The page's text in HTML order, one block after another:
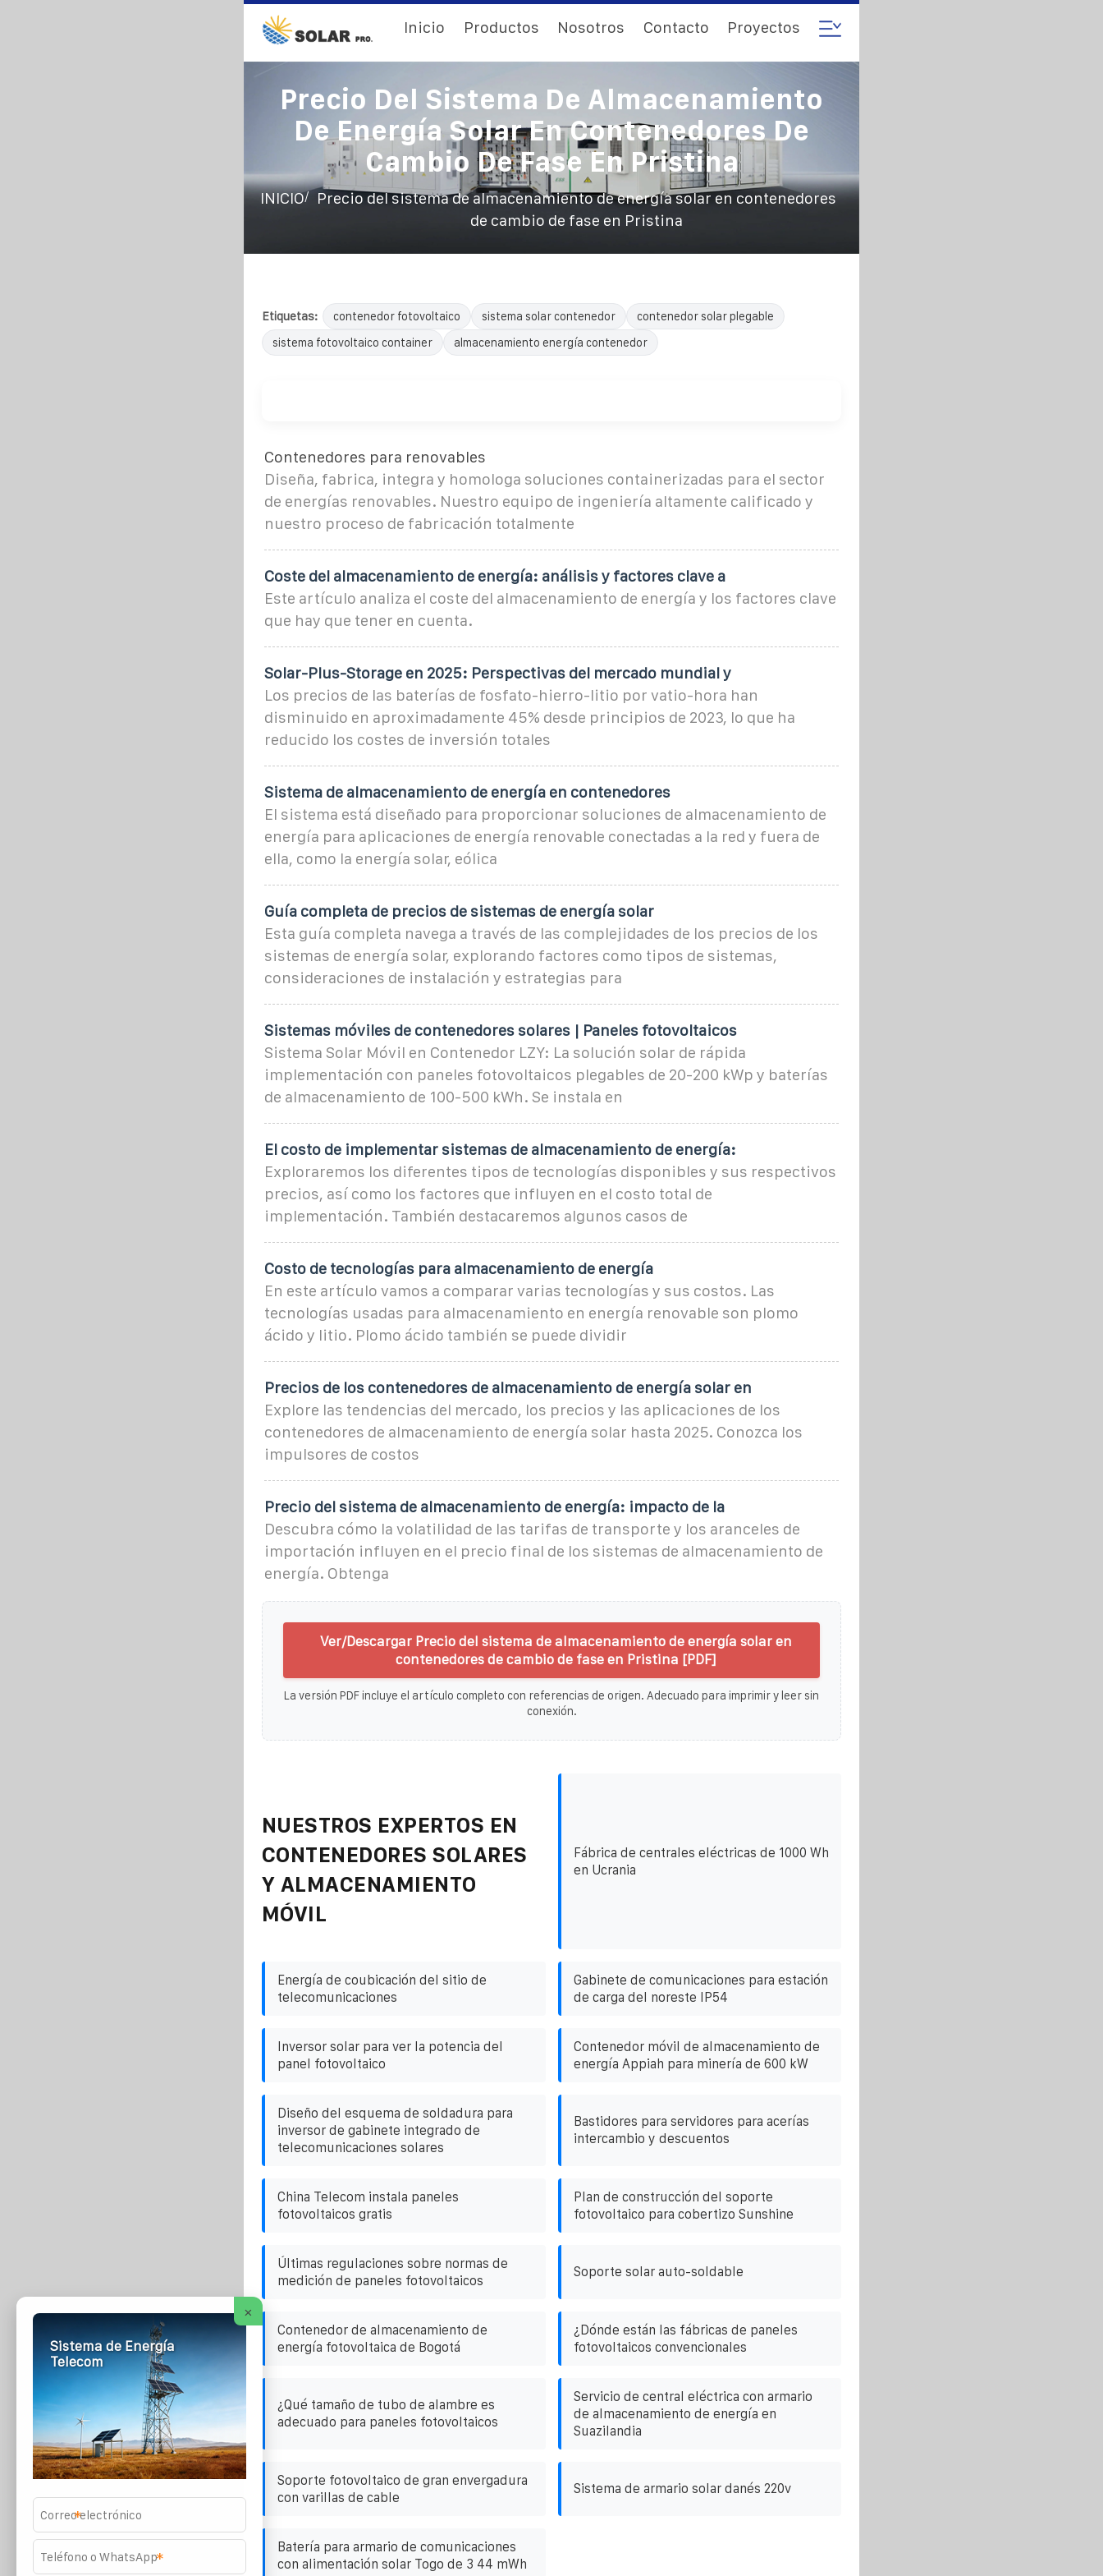
Inicio Productos Nosotros Contacto Proyectos
Precio Del Sistema De Almacenamiento
De Energía Solar En Contenedores De
Cambio De Fase En Pristina
INICIO/
Precio del sistema de almacenamiento de energía solar en contenedores
de cambio de fase en Pristina
Etiquetas: contenedor fotovoltaico sistema solar contenedor
contenedor solar plegable
sistema fotovoltaico container
almacenamiento energía contenedor
Contenedores para renovables
Diseña, fabrica, integra y homologa soluciones containerizadas para el sector
de energías renovables. Nuestro equipo de ingeniería altamente calificado y
nuestro proceso de fabricación totalmente
Coste del almacenamiento de energía: análisis y factores clave a
Este artículo analiza el coste del almacenamiento de energía y los factores clave
que hay que tener en cuenta.
Solar-Plus-Storage en 2025: Perspectivas del mercado mundial y
Los precios de las baterías de fosfato-hierro-litio por vatio-hora han
disminuido en aproximadamente 45% desde principios de 2023, lo que ha
reducido los costes de inversión totales
Sistema de almacenamiento de energía en contenedores
El sistema está diseñado para proporcionar soluciones de almacenamiento de
energía para aplicaciones de energía renovable conectadas a la red y fuera de
ella, como la energía solar, eólica
Guía completa de precios de sistemas de energía solar
Esta guía completa navega a través de las complejidades de los precios de los
sistemas de energía solar, explorando factores como tipos de sistemas,
consideraciones de instalación y estrategias para
Sistemas móviles de contenedores solares | Paneles fotovoltaicos
Sistema Solar Móvil en Contenedor LZY: La solución solar de rápida
implementación con paneles fotovoltaicos plegables de 20-200 kWp y baterías
de almacenamiento de 100-500 kWh. Se instala en
El costo de implementar sistemas de almacenamiento de energía:
Exploraremos los diferentes tipos de tecnologías disponibles y sus respectivos
precios, así como los factores que influyen en el costo total de
implementación. También destacaremos algunos casos de
Costo de tecnologías para almacenamiento de energía
En este artículo vamos a comparar varias tecnologías y sus costos. Las
tecnologías usadas para almacenamiento en energía renovable son plomo
ácido y litio. Plomo ácido también se puede dividir
Precios de los contenedores de almacenamiento de energía solar en
Explore las tendencias del mercado, los precios y las aplicaciones de los
contenedores de almacenamiento de energía solar hasta 2025. Conozca los
impulsores de costos
Precio del sistema de almacenamiento de energía: impacto de la
Descubra cómo la volatilidad de las tarifas de transporte y los aranceles de
importación influyen en el precio final de los sistemas de almacenamiento de
energía. Obtenga
Ver/Descargar Precio del sistema de almacenamiento de energía solar en
contenedores de cambio de fase en Pristina [PDF]
La versión PDF incluye el artículo completo con referencias de origen. Adecuado para imprimir y leer sin
conexión.
NUESTROS EXPERTOS EN
CONTENEDORES SOLARES
Y ALMACENAMIENTO
MÓVIL
Fábrica de centrales eléctricas de 1000 Wh
en Ucrania
Energía de coubicación del sitio de
telecomunicaciones
Gabinete de comunicaciones para estación
de carga del noreste IP54
Inversor solar para ver la potencia del
panel fotovoltaico
Contenedor móvil de almacenamiento de
energía Appiah para minería de 600 kW
Diseño del esquema de soldadura para
inversor de gabinete integrado de
telecomunicaciones solares
Bastidores para servidores para acerías
intercambio y descuentos
China Telecom instala paneles
fotovoltaicos gratis
Plan de construcción del soporte
fotovoltaico para cobertizo Sunshine
Últimas regulaciones sobre normas de
medición de paneles fotovoltaicos
Soporte solar auto-soldable
Contenedor de almacenamiento de
energía fotovoltaica de Bogotá
¿Dónde están las fábricas de paneles
fotovoltaicos convencionales
¿Qué tamaño de tubo de alambre es
adecuado para paneles fotovoltaicos
Servicio de central eléctrica con armario
de almacenamiento de energía en
Suazilandia
Soporte fotovoltaico de gran envergadura
con varillas de cable
Sistema de armario solar danés 220v
Batería para armario de comunicaciones
con alimentación solar Togo de 3 44 mWh
×
Sistema de Energía
Telecom
*
*